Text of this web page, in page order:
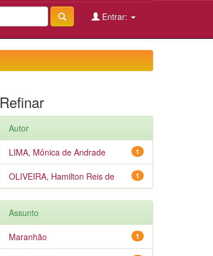
Entrar:
Refinar
Autor
1
LIMA, Mônica de Andrade
1
OLIVEIRA, Hamilton Reis de
Assunto
1
Maranhão